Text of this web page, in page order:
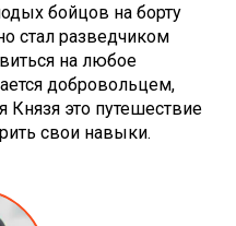
бойцов на борту
стал разведчиком
на любое
добровольцем,
Князя это путешествие
свои навыки.